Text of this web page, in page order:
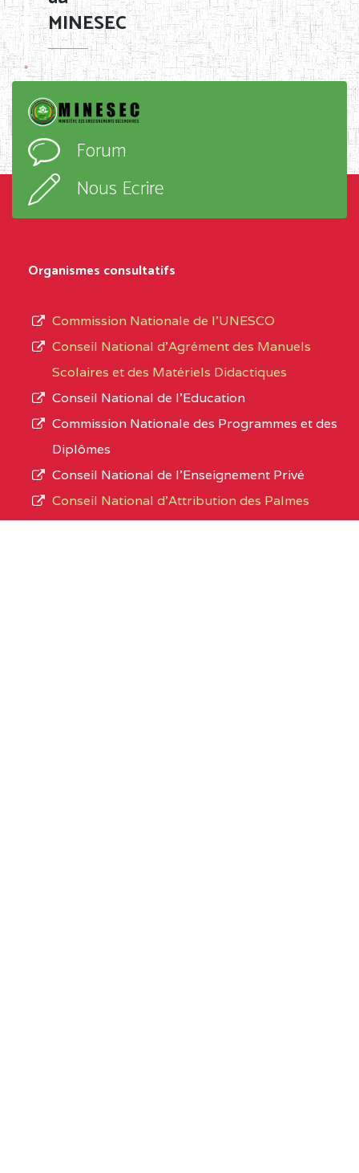
MINESEC
Forum
Nous Ecrire
Organismes consultatifs
Commission Nationale de l’UNESCO
Conseil National d’Agrément des Manuels
Scolaires et des Matériels Didactiques
Conseil National de l’Education
Commission Nationale des Programmes et des
Diplômes
Conseil National de l’Enseignement Privé
Conseil National d'Attribution des Palmes